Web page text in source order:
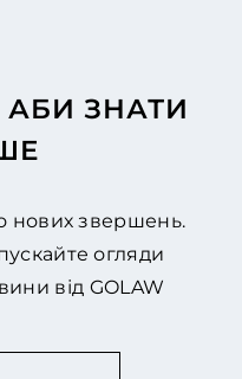
АБИ ЗНАТИ
нових звершень.
огляди
від GOLAW